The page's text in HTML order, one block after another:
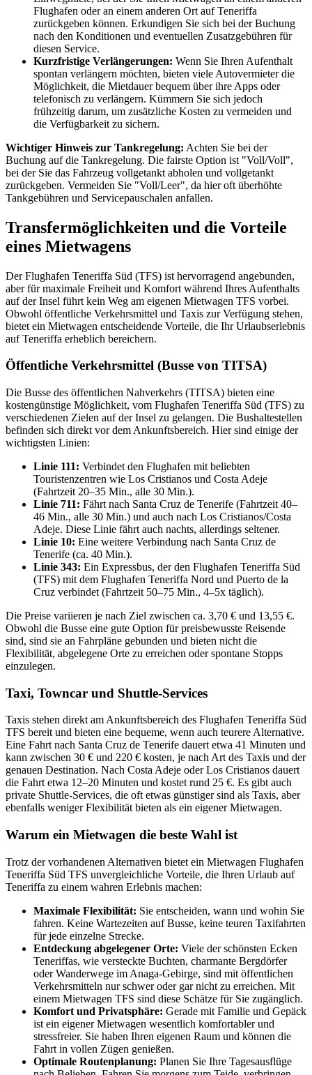
Flughafen oder an einem anderen Ort auf Teneriffa
zurückgeben können. Erkundigen Sie sich bei der Buchung
nach den Konditionen und eventuellen Zusatzgebühren für
diesen Service.
Kurzfristige Verlängerungen: Wenn Sie Ihren Aufenthalt
spontan verlängern möchten, bieten viele Autovermieter die
Möglichkeit, die Mietdauer bequem über ihre Apps oder
telefonisch zu verlängern. Kümmern Sie sich jedoch
frühzeitig darum, um zusätzliche Kosten zu vermeiden und
die Verfügbarkeit zu sichern.
Wichtiger Hinweis zur Tankregelung: Achten Sie bei der
Buchung auf die Tankregelung. Die fairste Option ist "Voll/Voll",
bei der Sie das Fahrzeug vollgetankt abholen und vollgetankt
zurückgeben. Vermeiden Sie "Voll/Leer", da hier oft überhöhte
Tankgebühren und Servicepauschalen anfallen.
Transfermöglichkeiten und die Vorteile
eines Mietwagens
Der Flughafen Teneriffa Süd (TFS) ist hervorragend angebunden,
aber für maximale Freiheit und Komfort während Ihres Aufenthalts
auf der Insel führt kein Weg am eigenen Mietwagen TFS vorbei.
Obwohl öffentliche Verkehrsmittel und Taxis zur Verfügung stehen,
bietet ein Mietwagen entscheidende Vorteile, die Ihr Urlaubserlebnis
auf Teneriffa erheblich bereichern.
Öffentliche Verkehrsmittel (Busse von TITSA)
Die Busse des öffentlichen Nahverkehrs (TITSA) bieten eine
kostengünstige Möglichkeit, vom Flughafen Teneriffa Süd (TFS) zu
verschiedenen Zielen auf der Insel zu gelangen. Die Bushaltestellen
befinden sich direkt vor dem Ankunftsbereich. Hier sind einige der
wichtigsten Linien:
Linie 111: Verbindet den Flughafen mit beliebten
Touristenzentren wie Los Cristianos und Costa Adeje
(Fahrtzeit 20–35 Min., alle 30 Min.).
Linie 711: Fährt nach Santa Cruz de Tenerife (Fahrtzeit 40–
46 Min., alle 30 Min.) und auch nach Los Cristianos/Costa
Adeje. Diese Linie fährt auch nachts, allerdings seltener.
Linie 10: Eine weitere Verbindung nach Santa Cruz de
Tenerife (ca. 40 Min.).
Linie 343: Ein Expressbus, der den Flughafen Teneriffa Süd
(TFS) mit dem Flughafen Teneriffa Nord und Puerto de la
Cruz verbindet (Fahrtzeit 50–75 Min., 4–5x täglich).
Die Preise variieren je nach Ziel zwischen ca. 3,70 € und 13,55 €.
Obwohl die Busse eine gute Option für preisbewusste Reisende
sind, sind sie an Fahrpläne gebunden und bieten nicht die
Flexibilität, abgelegene Orte zu erreichen oder spontane Stopps
einzulegen.
Taxi, Towncar und Shuttle-Services
Taxis stehen direkt am Ankunftsbereich des Flughafen Teneriffa Süd
TFS bereit und bieten eine bequeme, wenn auch teurere Alternative.
Eine Fahrt nach Santa Cruz de Tenerife dauert etwa 41 Minuten und
kann zwischen 30 € und 220 € kosten, je nach Art des Taxis und der
genauen Destination. Nach Costa Adeje oder Los Cristianos dauert
die Fahrt etwa 12–20 Minuten und kostet rund 25 €. Es gibt auch
private Shuttle-Services, die oft etwas günstiger sind als Taxis, aber
ebenfalls weniger Flexibilität bieten als ein eigener Mietwagen.
Warum ein Mietwagen die beste Wahl ist
Trotz der vorhandenen Alternativen bietet ein Mietwagen Flughafen
Teneriffa Süd TFS unvergleichliche Vorteile, die Ihren Urlaub auf
Teneriffa zu einem wahren Erlebnis machen:
Maximale Flexibilität: Sie entscheiden, wann und wohin Sie
fahren. Keine Wartezeiten auf Busse, keine teuren Taxifahrten
für jede einzelne Strecke.
Entdeckung abgelegener Orte: Viele der schönsten Ecken
Teneriffas, wie versteckte Buchten, charmante Bergdörfer
oder Wanderwege im Anaga-Gebirge, sind mit öffentlichen
Verkehrsmitteln nur schwer oder gar nicht zu erreichen. Mit
einem Mietwagen TFS sind diese Schätze für Sie zugänglich.
Komfort und Privatsphäre: Gerade mit Familie und Gepäck
ist ein eigener Mietwagen wesentlich komfortabler und
stressfreier. Sie haben Ihren eigenen Raum und können die
Fahrt in vollen Zügen genießen.
Optimale Routenplanung: Planen Sie Ihre Tagesausflüge